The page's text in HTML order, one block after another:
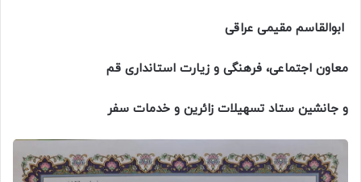
ابوالقاسم مقیمی عراقی
معاون اجتماعی، فرهنگی و زیارت استانداری قم
و جانشین ستاد تسهیلات زائرین و خدمات سفر